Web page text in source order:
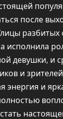
после
исполнила
девушки, и
и
энергия и